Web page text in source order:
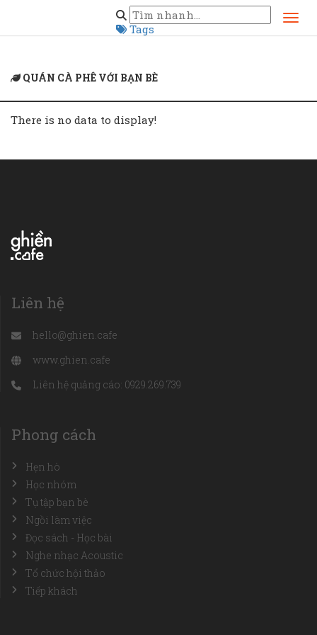
Tags
quán cà phê với bạn bè
QUÁN CÀ PHÊ VỚI BẠN BÈ
There is no data to display!
Liên hệ
hello@ghien.cafe
www.ghien.cafe
Liên hệ quảng cáo: 0929.269.739
Phong cách
Hẹn hò
Học nhóm
Tụ tập bạn bè
Ngồi làm việc
Đọc sách - Học bài
Nghe nhạc Acoustic
Tổ chức hội thảo
Tiếp khách